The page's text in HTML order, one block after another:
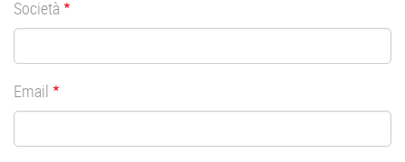
Società
Email